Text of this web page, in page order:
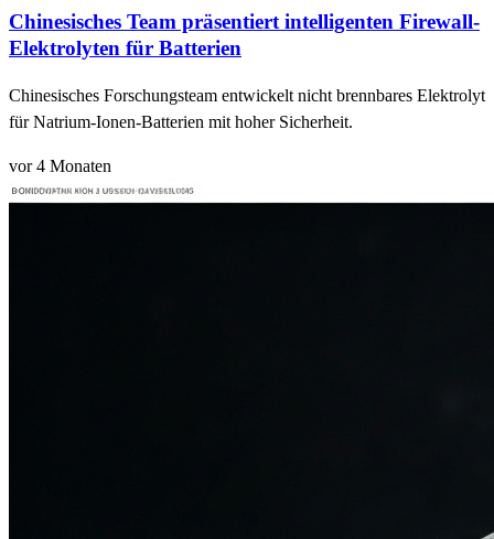
Chinesisches Team präsentiert intelligenten Firewall-
Elektrolyten für Batterien
Chinesisches Forschungsteam entwickelt nicht brennbares Elektrolyt
für Natrium-Ionen-Batterien mit hoher Sicherheit.
vor 4 Monaten